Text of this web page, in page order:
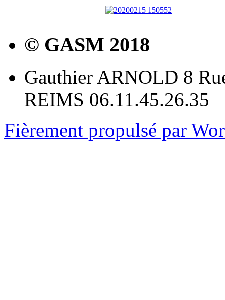
© GASM 2018
Gauthier ARNOLD 8
REIMS 06.11.45.26.35
Fièrement propulsé par